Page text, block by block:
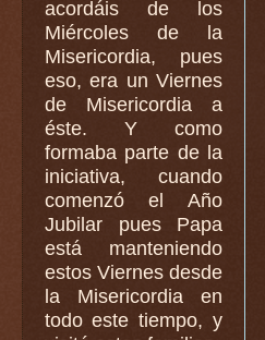
acordáis de los
Miércoles de la
Misericordia, pues
eso, era un Viernes
de Misericordia a
éste. Y como
formaba parte de la
iniciativa, cuando
comenzó el Año
Jubilar pues Papa
está manteniendo
estos Viernes desde
la Misericordia en
todo este tiempo, y